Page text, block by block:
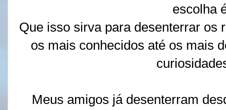
escolha
Que isso sirva para desenterrar os
os mais conhecidos até os mais
Meus amigos já desenterram